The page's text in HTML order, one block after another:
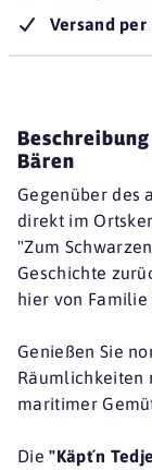
Versand
Bären
Gegenüber des
direkt im
"Zum
Geschichte
hier von
Genießen Sie
Räumlichkeiten
maritimer
Die"Käpt´n